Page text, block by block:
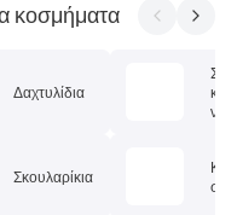
κοσμήματα
Δαχτυλίδια
Σκουλαρίκια
Σετ
ν